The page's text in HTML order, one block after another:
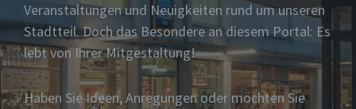
Veranstaltungen und Neuigkeiten rund um unseren
Stadtteil. Doch das Besondere an diesem Portal: Es
lebt von Ihrer Mitgestaltung!
Haben Sie Ideen, Anregungen oder möchten Sie